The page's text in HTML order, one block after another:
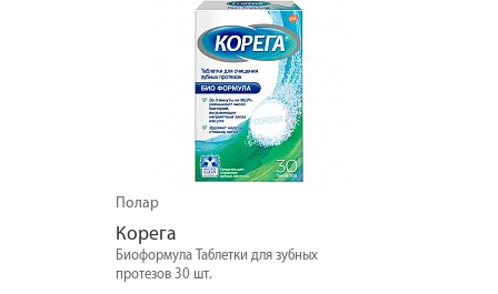
Полар
Корега
Биоформула Таблетки для зубных
протезов 30 шт.